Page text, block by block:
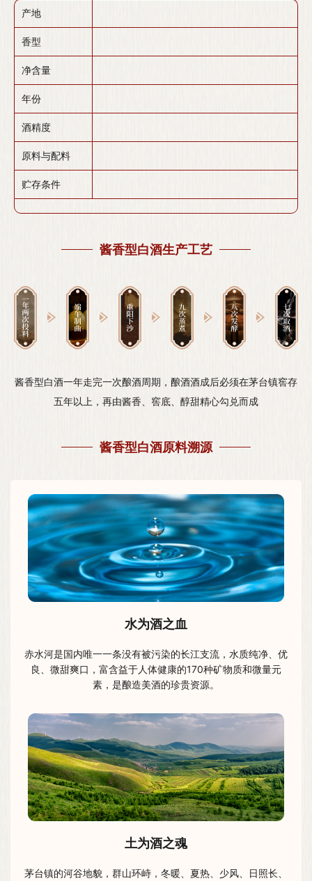
产地
香型
净含量
年份
酒精度
原料与配料
贮存条件
酱香型白酒生产工艺
酱香型白酒一年走完一次酿酒周期，酿酒酒成后必须在茅台镇窖存
五年以上，再由酱香、窖底、醇甜精心勾兑而成
酱香型白酒原料溯源
水为酒之血
赤水河是国内唯一一条没有被污染的长江支流，水质纯净、优
良、微甜爽口，富含益于人体健康的170种矿物质和微量元
素，是酿造美酒的珍贵资源。
土为酒之魂
茅台镇的河谷地貌，群山环峙，冬暖、夏热、少风、日照长、